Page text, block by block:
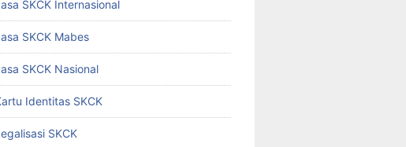
SKCK Internasional
SKCK Mabes
SKCK Nasional
Identitas SKCK
SKCK